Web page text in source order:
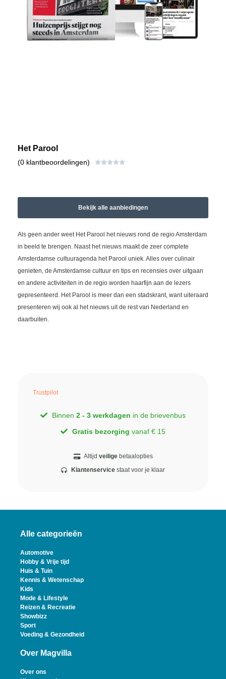
Het Parool
(0 klantbeoordelingen) 
Bekijk alle aanbiedingen
Als geen ander weet Het Parool het nieuws rond de regio Amsterdam
in beeld te brengen. Naast het nieuws maakt de zeer complete
Amsterdamse cultuuragenda het Parool uniek. Alles over culinair
genieten, de Amsterdamse cultuur en tips en recensies over uitgaan
en andere activiteiten in de regio worden haarfijn aan de lezers
gepresenteerd. Het Parool is meer dan een stadskrant, want uiteraard
presenteren wij ook al het nieuws uit de rest van Nederland en
daarbuiten.
Trustpilot
Binnen 2 - 3 werkdagen in de brievenbus
Gratis bezorging vanaf € 15
Altijd veiligebetaalopties
Klantenservice staat voor je klaar
Alle categorieën
Automotive
Hobby & Vrije tijd
Huis & Tuin
Kennis & Wetenschap
Kids
Mode & Lifestyle
Reizen & Recreatie
Showbizz
Sport
Voeding & Gezondheid
Over Magvilla
Over ons